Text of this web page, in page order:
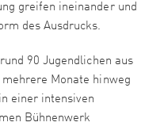
greifen ineinander und
des Ausdrucks.
90 Jugendlichen aus
Monate hinweg
einer intensiven
Bühnenwerk